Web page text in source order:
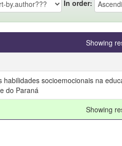
In order:
Showing
habilidades socioemocionais na
do Paraná
Showing